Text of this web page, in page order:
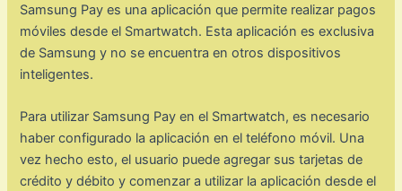
Samsung Pay es una aplicación que permite realizar pagos
móviles desde el Smartwatch. Esta aplicación es exclusiva
de Samsung y no se encuentra en otros dispositivos
inteligentes.
Para utilizar Samsung Pay en el Smartwatch, es necesario
haber configurado la aplicación en el teléfono móvil. Una
vez hecho esto, el usuario puede agregar sus tarjetas de
crédito y débito y comenzar a utilizar la aplicación desde el